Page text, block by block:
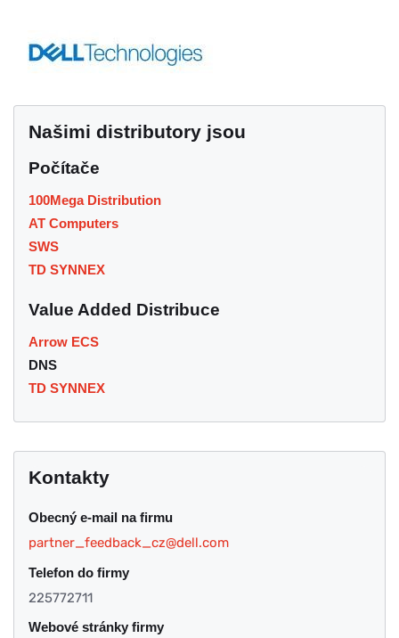
Našimi distributory jsou
Počítače
100Mega Distribution
AT Computers
SWS
TD SYNNEX
Value Added Distribuce
Arrow ECS
DNS
TD SYNNEX
Kontakty
Obecný e-mail na firmu
partner_feedback_cz@dell.com
Telefon do firmy
225772711
Webové stránky firmy